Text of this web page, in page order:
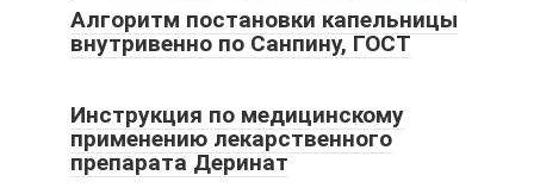
Алгоритм постановки капельницы
внутривенно по Санпину, ГОСТ
Инструкция по медицинскому
применению лекарственного
препарата Деринат